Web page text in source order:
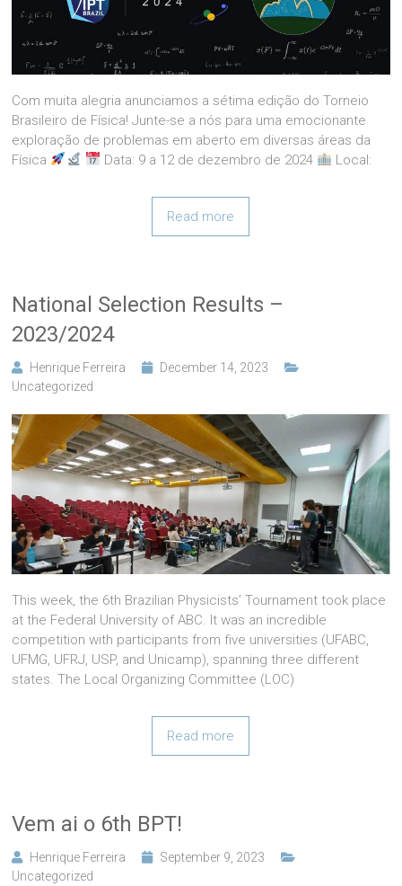
Com muita alegria anunciamos a sétima edição do Torneio
Brasileiro de Física! Junte-se a nós para uma emocionante
exploração de problemas em aberto em diversas áreas da
Física
Data: 9 a 12 de dezembro de 2024 Local:
Read more
National Selection Results –
2023/2024
Henrique Ferreira
December 14, 2023
Uncategorized
This week, the 6th Brazilian Physicists’ Tournament took place
at the Federal University of ABC. It was an incredible
competition with participants from five universities (UFABC,
UFMG, UFRJ, USP, and Unicamp), spanning three different
states. The Local Organizing Committee (LOC)
Read more
Vem ai o 6th BPT!
Henrique Ferreira
September 9, 2023
Uncategorized